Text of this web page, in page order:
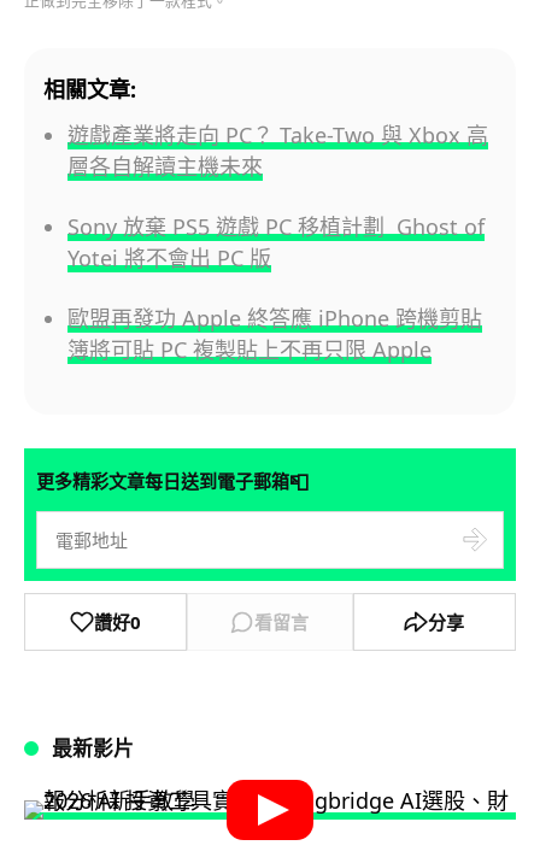
相關文章:
遊戲產業將走向 PC？ Take-Two 與 Xbox 高
層各自解讀主機未來
Sony 放棄 PS5 遊戲 PC 移植計劃 Ghost of
Yotei 將不會出 PC 版
歐盟再發功 Apple 終答應 iPhone 跨機剪貼
簿將可貼 PC 複製貼上不再只限 Apple
更多精彩文章每日送到電子郵箱📮
讚好0 看留言 分享
最新影片